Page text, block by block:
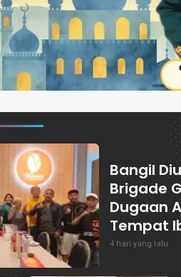
Bangil
Brigade
Dugaan
Tempat
4 hari yang lalu